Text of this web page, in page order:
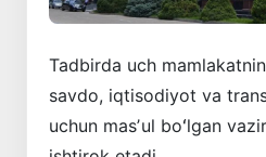
Tadbirda uch
savdo, iqtisodiyot va
uchun masʼul boʻlgan